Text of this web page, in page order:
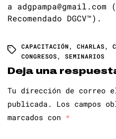
a adgpampa@gmail.com
Recomendado DGCV™).
CAPACITACIÓN, CHARLAS,
CONGRESOS, SEMINARIOS
Deja una
Tu dirección de correo
publicada.
Los campos
marcados con *